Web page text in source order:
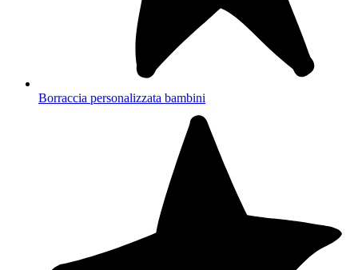
Borraccia personalizzata bambini